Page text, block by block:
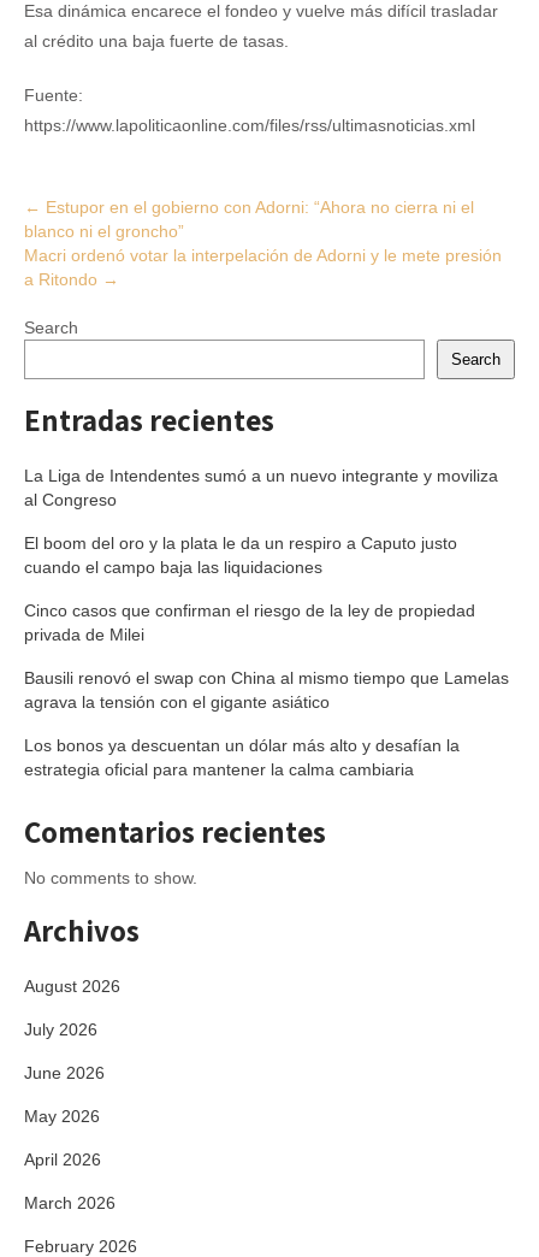
Esa dinámica encarece el fondeo y vuelve más difícil trasladar
al crédito una baja fuerte de tasas.
Fuente:
https://www.lapoliticaonline.com/files/rss/ultimasnoticias.xml
Post
navigation
← Estupor en el gobierno con Adorni: “Ahora no cierra ni el
blanco ni el groncho”
Macri ordenó votar la interpelación de Adorni y le mete presión
a Ritondo →
Search
Search
Entradas recientes
La Liga de Intendentes sumó a un nuevo integrante y moviliza
al Congreso
El boom del oro y la plata le da un respiro a Caputo justo
cuando el campo baja las liquidaciones
Cinco casos que confirman el riesgo de la ley de propiedad
privada de Milei
Bausili renovó el swap con China al mismo tiempo que Lamelas
agrava la tensión con el gigante asiático
Los bonos ya descuentan un dólar más alto y desafían la
estrategia oficial para mantener la calma cambiaria
Comentarios recientes
No comments to show.
Archivos
August 2026
July 2026
June 2026
May 2026
April 2026
March 2026
February 2026